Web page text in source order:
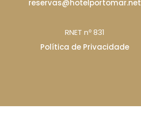
reservas@hotelportomar.net
RNET nº 831
Política de Privacidade